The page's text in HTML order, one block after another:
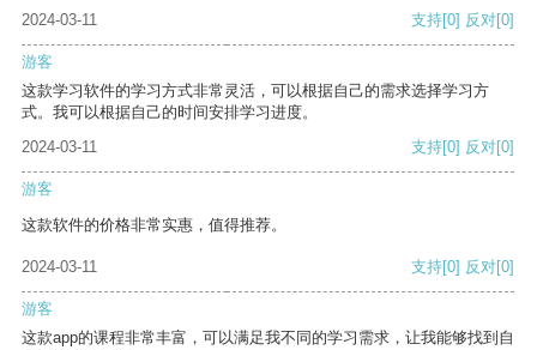
2024-03-11 支持[0] 反对[0]
游客
这款学习软件的学习方式非常灵活，可以根据自己的需求选择学习方
式。我可以根据自己的时间安排学习进度。
2024-03-11
支持[0] 反对[0]
游客
这款软件的价格非常实惠，值得推荐。
2024-03-11 支持[0] 反对[0]
游客
这款app的课程非常丰富，可以满足我不同的学习需求，让我能够找到自